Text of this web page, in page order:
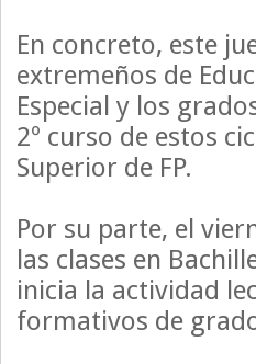
En concreto, este
extremeños de
Especial y los
2º curso de estos
Superior de FP.
Por su parte, el
las clases en
inicia la actividad
formativos de